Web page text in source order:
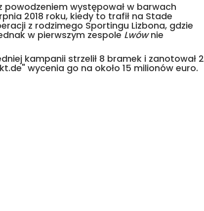
powodzeniem występował w barwach
2018 roku, kiedy to trafił na Stade
z rodzimego Sportingu Lizbona, gdzie
w pierwszym zespoleLwównie
kampanii strzelił 8 bramek i zanotował 2
wycenia go na około 15 milionów euro.